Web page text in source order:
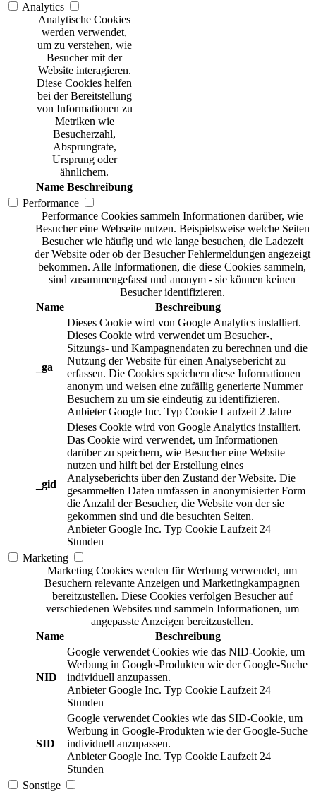
Analytics
Analytische Cookies
werden verwendet,
um zu verstehen, wie
Besucher mit der
Website interagieren.
Diese Cookies helfen
bei der Bereitstellung
von Informationen zu
Metriken wie
Besucherzahl,
Absprungrate,
Ursprung oder
ähnlichem.
Name Beschreibung
Performance
Performance Cookies sammeln Informationen darüber, wie
Besucher eine Webseite nutzen. Beispielsweise welche Seiten
Besucher wie häufig und wie lange besuchen, die Ladezeit
der Website oder ob der Besucher Fehlermeldungen angezeigt
bekommen. Alle Informationen, die diese Cookies sammeln,
sind zusammengefasst und anonym - sie können keinen
Besucher identifizieren.
Name
Beschreibung
_ga
Dieses Cookie wird von Google Analytics installiert.
Dieses Cookie wird verwendet um Besucher-,
Sitzungs- und Kampagnendaten zu berechnen und die
Nutzung der Website für einen Analysebericht zu
erfassen. Die Cookies speichern diese Informationen
anonym und weisen eine zufällig generierte Nummer
Besuchern zu um sie eindeutig zu identifizieren.
Anbieter Google Inc. Typ Cookie Laufzeit 2 Jahre
_gid
Dieses Cookie wird von Google Analytics installiert.
Das Cookie wird verwendet, um Informationen
darüber zu speichern, wie Besucher eine Website
nutzen und hilft bei der Erstellung eines
Analyseberichts über den Zustand der Website. Die
gesammelten Daten umfassen in anonymisierter Form
die Anzahl der Besucher, die Website von der sie
gekommen sind und die besuchten Seiten.
Anbieter Google Inc. Typ Cookie Laufzeit 24
Stunden
Marketing
Marketing Cookies werden für Werbung verwendet, um
Besuchern relevante Anzeigen und Marketingkampagnen
bereitzustellen. Diese Cookies verfolgen Besucher auf
verschiedenen Websites und sammeln Informationen, um
angepasste Anzeigen bereitzustellen.
Name
Beschreibung
NID
Google verwendet Cookies wie das NID-Cookie, um
Werbung in Google-Produkten wie der Google-Suche
individuell anzupassen.
Anbieter Google Inc. Typ Cookie Laufzeit 24
Stunden
SID
Google verwendet Cookies wie das SID-Cookie, um
Werbung in Google-Produkten wie der Google-Suche
individuell anzupassen.
Anbieter Google Inc. Typ Cookie Laufzeit 24
Stunden
Sonstige